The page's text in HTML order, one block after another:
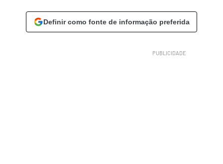
Definir como fonte de informação preferida